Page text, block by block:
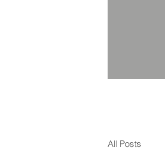
All Posts